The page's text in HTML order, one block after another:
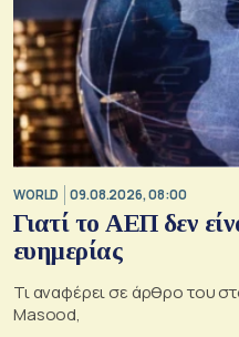
WORLD 09.08.2026, 08:00
Γιατί το ΑΕΠ δεν
ευημερίας
Τι αναφέρει σε άρθρο του
Masood,